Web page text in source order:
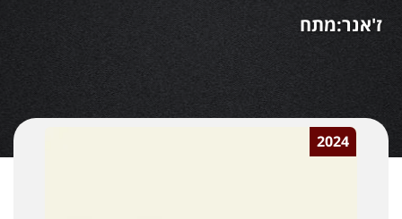
ז'אנר:מתח
2024